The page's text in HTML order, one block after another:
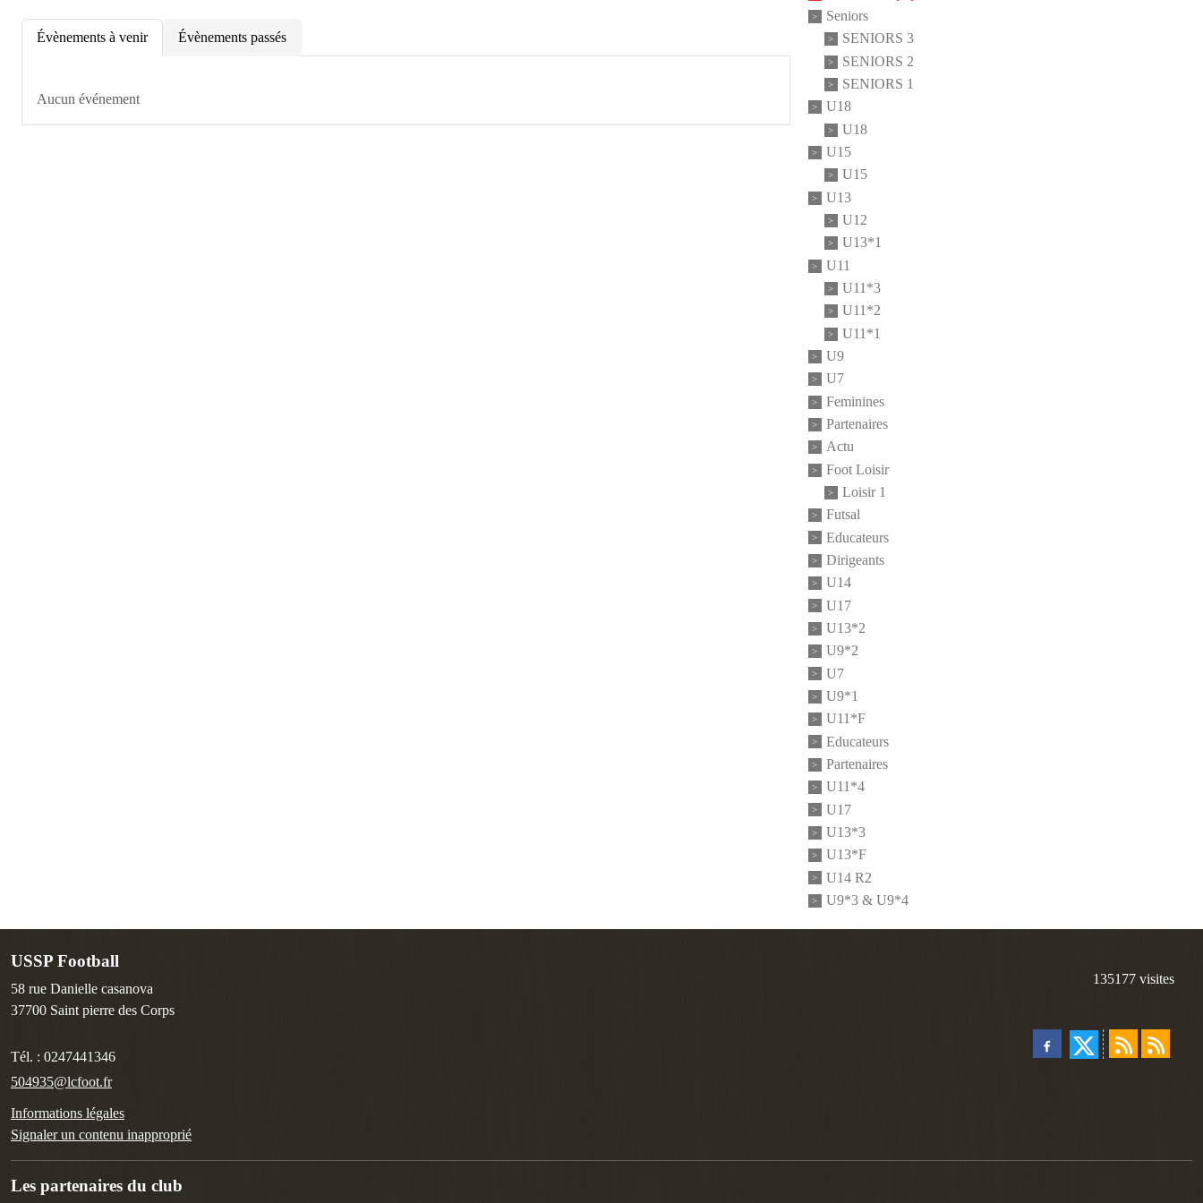
Évènements à venir Évènements passés
Aucun événement
Seniors
SENIORS 3
SENIORS 2
SENIORS 1
U18
U18
U15
U15
U13
U12
U13*1
U11
U11*3
U11*2
U11*1
U9
U7
Feminines
Partenaires
Actu
Foot Loisir
Loisir 1
Futsal
Educateurs
Dirigeants
U14
U17
U13*2
U9*2
U7
U9*1
U11*F
Educateurs
Partenaires
U11*4
U17
U13*3
U13*F
U14 R2
U9*3 & U9*4
USSP Football
58 rue Danielle casanova
37700 Saint pierre des Corps
Tél. : 0247441346
504935@lcfoot.fr
Informations légales
Signaler un contenu inapproprié
135177 visites
Les partenaires du club